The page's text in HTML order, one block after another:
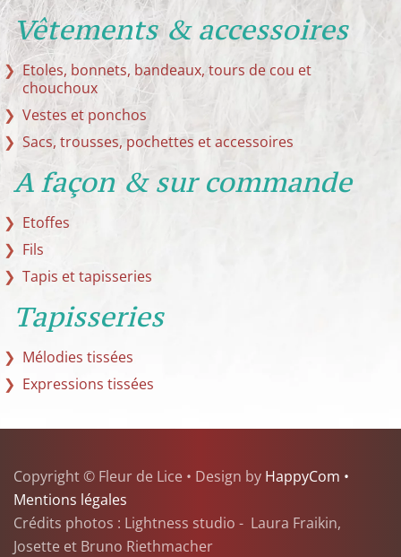
Vêtements & accessoires
Etoles, bonnets, bandeaux, tours de cou et
chouchoux
Vestes et ponchos
Sacs, trousses, pochettes et accessoires
A façon & sur commande
Etoffes
Fils
Tapis et tapisseries
Tapisseries
Mélodies tissées
Expressions tissées
Copyright © Fleur de Lice • Design by HappyCom •
Mentions légales
Crédits photos : Lightness studio - Laura Fraikin,
Josette et Bruno Riethmacher